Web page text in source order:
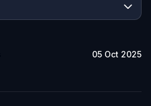
05 Oct 2025